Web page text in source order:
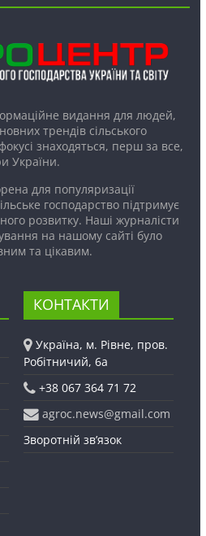
видання для людей,
трендів сільського
знаходяться, перш за все,
України.
для популяризації
господарство підтримує
розвитку. Наші журналісти
на нашому сайті було
та цікавим.
КОНТАКТИ
Україна, м. Рівне, пров.
Робітничий, 6а
+38 067 364 71 72
agroc.news@gmail.com
Зворотній зв’язок